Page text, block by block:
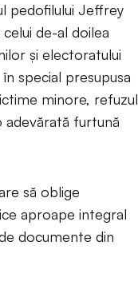
pedofilului Jeffrey
de-al doilea
și electoratului
special presupusa
minore, refuzul
adevărată furtună
să oblige
aproape integral
documente din